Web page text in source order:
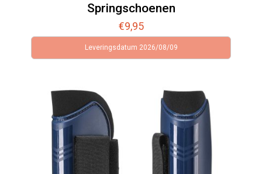
Springschoenen
€9,95
Leveringsdatum 2026/08/09